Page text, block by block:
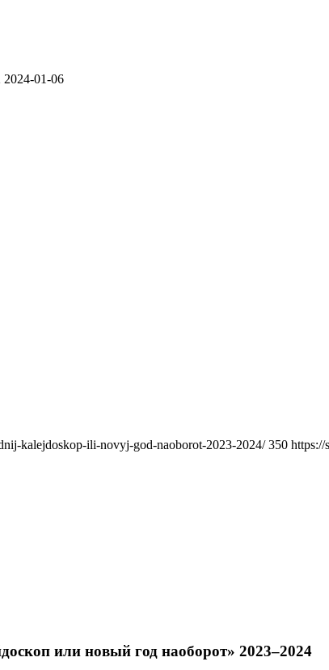
2024-01-06
kalejdoskop-ili-novyj-god-naoborot-2023-2024/ 350 https://
или новый год наоборот» 2023–2024